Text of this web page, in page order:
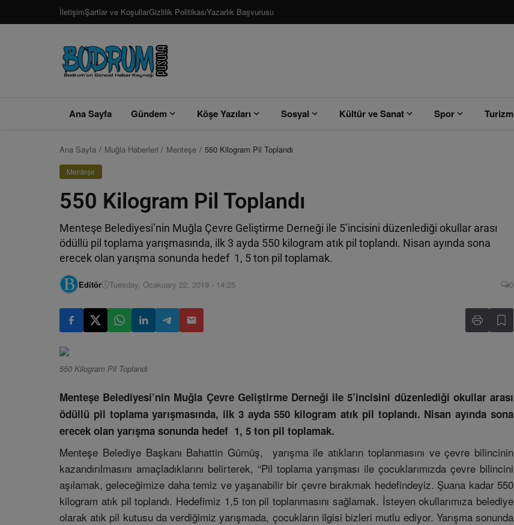
İletişimŞartlar ve KoşullarGizlilik PolitikasıYazarlık Başvurusu
Ana Sayfa Gündem Köşe Yazıları Sosyal Kültür ve Sanat Spor Turizm
Ana Sayfa Muğla Haberleri Menteşe 550 Kilogram Pil Toplandı
Menteşe
550 Kilogram Pil Toplandı
Menteşe Belediyesi’nin Muğla Çevre Geliştirme Derneği ile 5’incisini düzenlediği okullar arası
ödüllü pil toplama yarışmasında, ilk 3 ayda 550 kilogram atık pil toplandı. Nisan ayında sona
erecek olan yarışma sonunda hedef 1, 5 ton pil toplamak.
Editör Tuesday, Ocakuary 22, 2019 - 14:25 0
550 Kilogram Pil Toplandı
Menteşe Belediyesi’nin Muğla Çevre Geliştirme Derneği ile 5’incisini düzenlediği okullar arası
ödüllü pil toplama yarışmasında, ilk 3 ayda 550 kilogram atık pil toplandı. Nisan ayında sona
erecek olan yarışma sonunda hedef 1, 5 ton pil toplamak.
Menteşe Belediye Başkanı Bahattin Gümüş, yarışma ile atıkların toplanmasını ve çevre bilincinin
kazandırılmasını amaçladıklarını belirterek, “Pil toplama yarışması ile çocuklarımızda çevre bilincini
aşılamak, geleceğimize daha temiz ve yaşanabilir bir çevre bırakmak hedefindeyiz. Şuana kadar 550
kilogram atık pil toplandı. Hedefimiz 1,5 ton pil toplanmasını sağlamak. İsteyen okullarımıza belediye
olarak atık pil kutusu da verdiğimiz yarışmada, çocukların ilgisi bizleri mutlu ediyor. Yarışma sonunda